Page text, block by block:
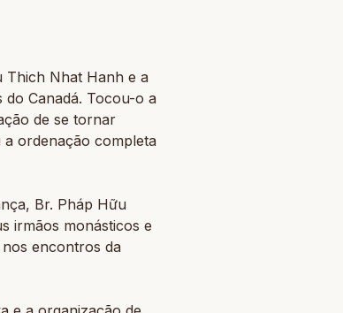
Thich Nhat Hanh e a
do Canadá. Tocou-o a
de se tornar
a ordenação completa
Br. Pháp Hữu
irmãos monásticos e
encontros da